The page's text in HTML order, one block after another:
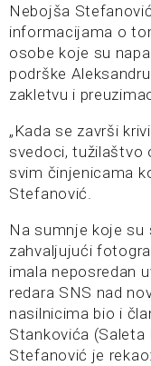
Nebojša
informacijama o
osobe koje su
podrške
zakletvu i
„Kada se završi
svedoci, tužilaštvo
svim činjenicama
Stefanović.
Na sumnje koje su
zahvaljujući
imala neposredan
redara SNS nad
nasilnicima bio i
Stankovića
Stefanović je